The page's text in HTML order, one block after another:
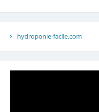
hydroponie-facile.com